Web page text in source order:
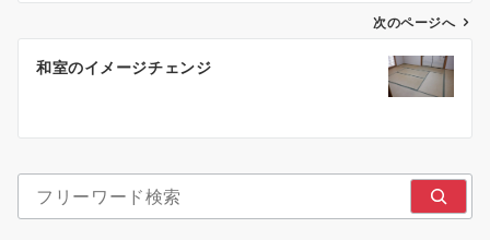
ン
次のページへ
和室のイメージチェンジ